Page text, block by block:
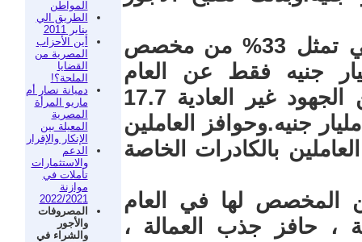
المواطن
الطريق الي
يناير 2011
أين الأحزاب
المصرية من
القضايا
الملحة؟!
دميانة نصار أم
ماريو المرأة
المصرية
المعيلة بين
الإنكار والإقرار
الدعم
والاستثمارات
تأملات في
موازنة
2022/2021
المصروفات
والأجور
والشراء في
تبلغ المكافأت 119.4 مليار جنيه وهي تمثل 33% من مخصص
الموازنة وبزيادة 4 مليار جنيه فقط عن العام
الماضي. تبلغ تعويضات العاملين عن الجهود غير العادية 17.7
جنيه والمكافآت التشجيعية 8.5 مليار جنيه.وحوافز العاملين
وحوافز العاملين بالكادرات الخاصة
المخصص لها في العام
، حافز جذب العمالة ،